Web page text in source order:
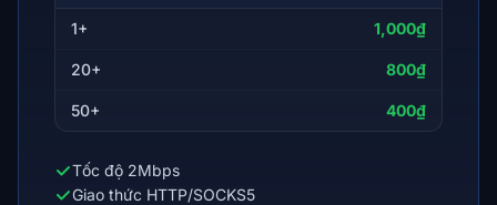
1+ 1,000₫
20+ 800₫
50+ 400₫
Tốc độ 2Mbps
Giao thức HTTP/SOCKS5